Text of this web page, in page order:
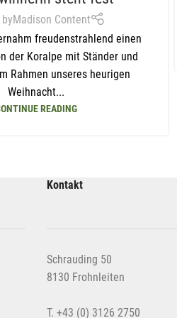
Madison Content
freudenstrahlend einen
der Koralpe mit Ständer und
Rahmen unseres heurigen
Weihnacht...
READING
Kontakt
Schrauding 50
8130 Frohnleiten
T. +43 (0) 3126 2750